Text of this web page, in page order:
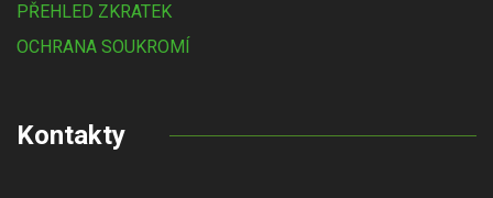
PŘEHLED ZKRATEK
OCHRANA SOUKROMÍ
Kontakty